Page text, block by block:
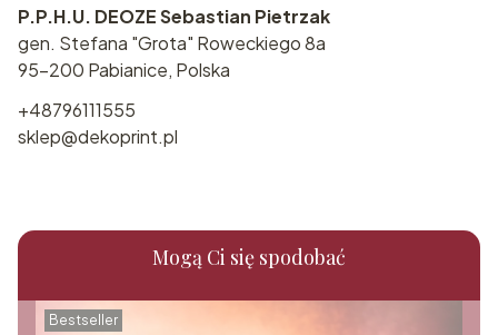
P.P.H.U. DEOZE Sebastian Pietrzak
gen. Stefana "Grota" Roweckiego 8a
95-200 Pabianice, Polska
+48796111555
sklep@dekoprint.pl
Mogą Ci się spodobać
Bestseller